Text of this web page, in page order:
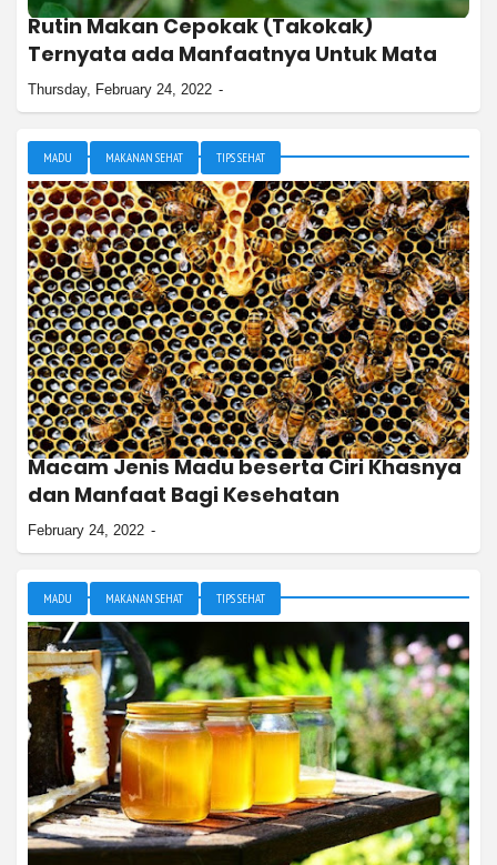
Rutin Makan Cepokak (Takokak)
Ternyata ada Manfaatnya Untuk Mata
Thursday, February 24, 2022
MADU MAKANAN SEHAT TIPS SEHAT
Macam Jenis Madu beserta Ciri Khasnya
dan Manfaat Bagi Kesehatan
February 24, 2022
MADU MAKANAN SEHAT TIPS SEHAT